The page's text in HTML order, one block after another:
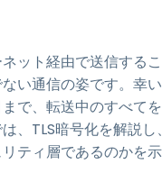
ット経由で送信する
い通信の姿です。幸
で、転送中のすべて
、TLS暗号化を解説
ティ層であるのかを示